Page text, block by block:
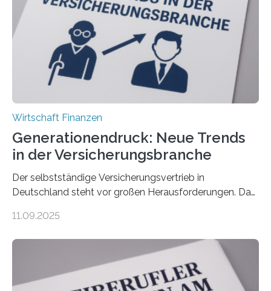
Wirtschaft Finanzen
Generationendruck: Neue Trends
in der Versicherungsbranche
Der selbstständige Versicherungsvertrieb in
Deutschland steht vor großen Herausforderungen. Das
Dr. Matthias Beenken und Prof. Dr. Lukas Linnenbrink
Bundesverbands Deutscher Versicherungskaufleute e.V.
durchgeführt haben. Die Studie basiert auf den
Antworten von 1.440 selbstständigen
11.09.2025